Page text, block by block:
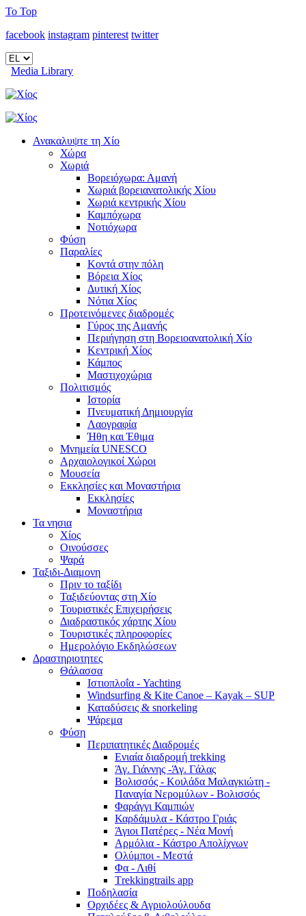
To Top
facebook instagram pinterest twitter
Media Library
Ανακαλυψτε τη Χίο
Χώρα
Χωριά
Βορειόχωρα: Αμανή
Χωριά βορειανατολικής Χίου
Χωριά κεντρικής Χίου
Καμπόχωρα
Νοτιόχωρα
Φύση
Παραλίες
Κοντά στην πόλη
Βόρεια Χίος
Δυτική Χίος
Νότια Χίος
Προτεινόμενες διαδρομές
Γύρος της Αμανής
Περιήγηση στη Βορειοανατολική Χίο
Κεντρική Χίος
Κάμπος
Μαστιχοχώρια
Πολιτισμός
Ιστορία
Πνευματική Δημιουργία
Λαογραφία
Ήθη και Έθιμα
Μνημεία UNESCO
Αρχαιολογικοί Χώροι
Μουσεία
Εκκλησίες και Μοναστήρια
Εκκλησίες
Μοναστήρια
Τα νησια
Χίος
Οινούσσες
Ψαρά
Ταξιδι-Διαμονη
Πριν το ταξίδι
Ταξιδεύοντας στη Χίο
Τουριστικές Επιχειρήσεις
Διαδραστικός χάρτης Χίου
Τουριστικές πληροφορίες
Ημερολόγιο Εκδηλώσεων
Δραστηριοτητες
Θάλασσα
Ιστιοπλοΐα - Yachting
Windsurfing & Kite Canoe – Kayak – SUP
Καταδύσεις & snorkeling
Ψάρεμα
Φύση
Περιπατητικές Διαδρομές
Ενιαία διαδρομή trekking
Άγ. Γιάννης -Άγ. Γάλας
Βολισσός - Κοιλάδα Μαλαγκιώτη -
Παναγία Νερομύλων - Βολισσός
Φαράγγι Καμπιών
Καρδάμυλα - Κάστρο Γριάς
Άγιοι Πατέρες - Νέα Μονή
Αρμόλια - Κάστρο Απολίχνων
Ολύμποι - Μεστά
Φα - Λιθί
Τrekkingtrails app
Ποδηλασία
Ορχιδέες & Αγριολούλουδα